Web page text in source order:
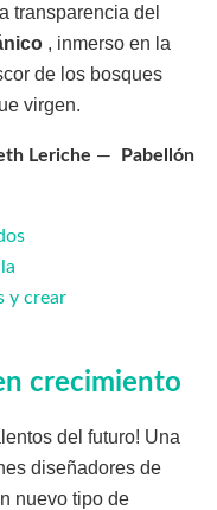
transparencia del
, inmerso en la
de los bosques
virgen.
Leriche —
Pabellón
y crear
crecimiento
del futuro! Una
diseñadores de
nuevo tipo de